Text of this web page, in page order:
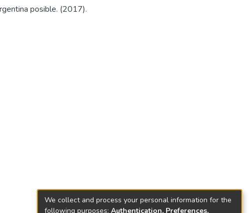
posible. (2017).
We collect and process your personal information for the
following purposes: Authentication, Preferences,